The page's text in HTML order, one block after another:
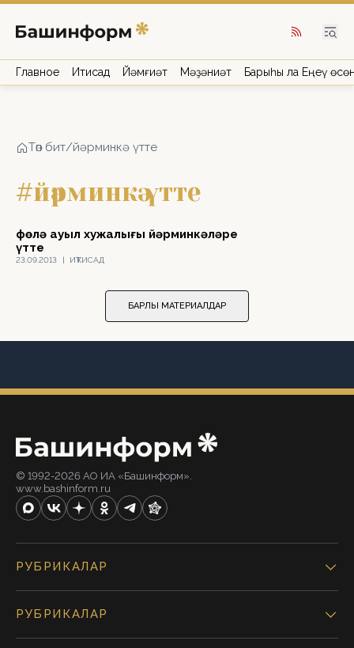
Главное Иҡтисад Йәмғиәт Мәҙәниәт Барыһы ла Еңеү
Төп бит/йәрминкә үтте
#йәрминкә үтте
23.09.2013 | ИҠТИСАД
Өфөлә ауыл хужалығы йәрминкәләре
үтте
БАРЛЫҠ МАТЕРИАЛДАР
© 1992-2026 АО ИА «Башинформ».
www.bashinform.ru
РУБРИКАЛАР
РУБРИКАЛАР